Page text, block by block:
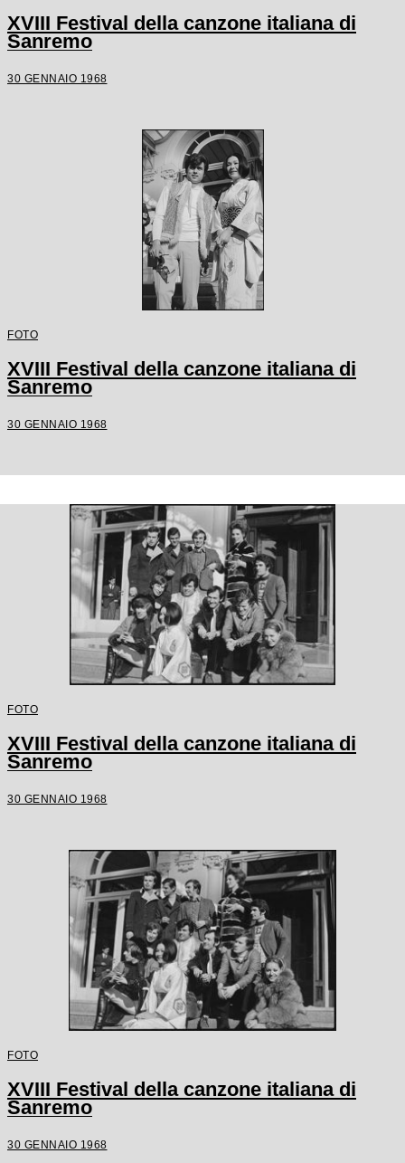
XVIII Festival della canzone italiana di
Sanremo
30 GENNAIO 1968
FOTO
XVIII Festival della canzone italiana di
Sanremo
30 GENNAIO 1968
FOTO
XVIII Festival della canzone italiana di
Sanremo
30 GENNAIO 1968
FOTO
XVIII Festival della canzone italiana di
Sanremo
30 GENNAIO 1968